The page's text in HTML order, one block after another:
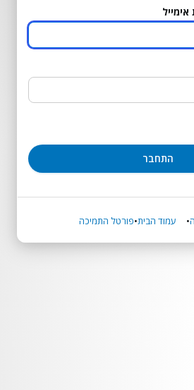
התחבר
עמוד הבית פורטל התמיכה